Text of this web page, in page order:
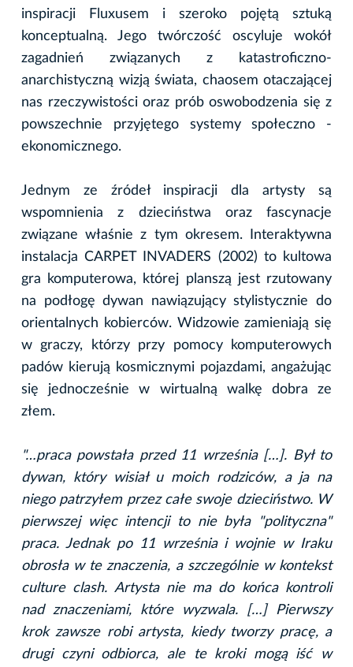
inspiracji Fluxusem i szeroko pojętą sztuką
konceptualną. Jego twórczość oscyluje wokół
zagadnień związanych z katastroficzno-
anarchistyczną wizją świata, chaosem otaczającej
nas rzeczywistości oraz prób oswobodzenia się z
powszechnie przyjętego systemy społeczno -
ekonomicznego.
Jednym ze źródeł inspiracji dla artysty są
wspomnienia z dzieciństwa oraz fascynacje
związane właśnie z tym okresem. Interaktywna
instalacja CARPET INVADERS (2002) to kultowa
gra komputerowa, której planszą jest rzutowany
na podłogę dywan nawiązujący stylistycznie do
orientalnych kobierców. Widzowie zamieniają się
w graczy, którzy przy pomocy komputerowych
padów kierują kosmicznymi pojazdami, angażując
się jednocześnie w wirtualną walkę dobra ze
złem.
"…praca powstała przed 11 września […]. Był to
dywan, który wisiał u moich rodziców, a ja na
niego patrzyłem przez całe swoje dzieciństwo. W
pierwszej więc intencji to nie była "polityczna"
praca. Jednak po 11 września i wojnie w Iraku
obrosła w te znaczenia, a szczególnie w kontekst
culture clash. Artysta nie ma do końca kontroli
nad znaczeniami, które wyzwala. […] Pierwszy
krok zawsze robi artysta, kiedy tworzy pracę, a
drugi czyni odbiorca, ale te kroki mogą iść w